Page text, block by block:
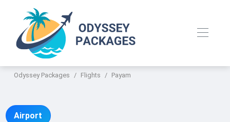
Odyssey Packages Flights Payam
Airport